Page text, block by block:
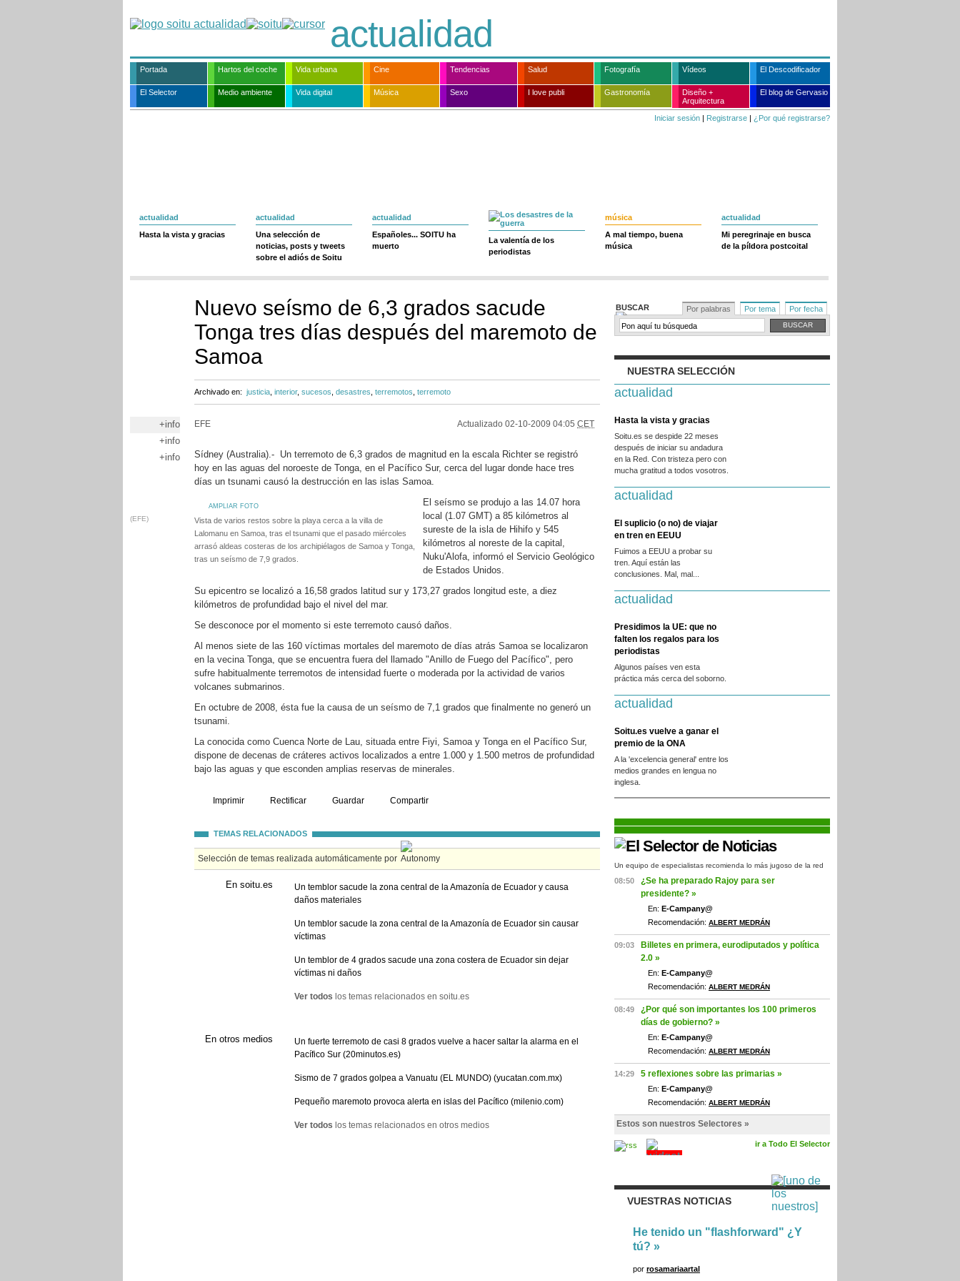
actualidad
Portada Hartos del coche Vida urbana Cine Tendencias Salud Fotografía Vídeos El Descodificador
El Selector Medio ambiente Vida digital Música Sexo I love publi Gastronomía
Diseño +
Arquitectura
El blog de Gervasio
Iniciar sesión | Registrarse | ¿Por qué registrarse?
actualidad
Hasta la vista y gracias
actualidad
Una selección de
noticias, posts y tweets
sobre el adiós de Soitu
actualidad
Españoles... SOITU ha
muerto
La valentía de los
periodistas
música
A mal tiempo, buena
música
actualidad
Mi peregrinaje en busca
de la píldora postcoital
Nuevo seísmo de 6,3 grados sacude
Tonga tres días después del maremoto de
Samoa
Archivado en: justicia interior, sucesos desastres terremotos terremoto
+info
+info
+info
EFE Actualizado 02-10-2009 04:05 CET
Sídney (Australia).- Un terremoto de 6,3 grados de magnitud en la escala Richter se registró
hoy en las aguas del noroeste de Tonga, en el Pacífico Sur, cerca del lugar donde hace tres
días un tsunami causó la destrucción en las islas Samoa.
AMPLIAR FOTO
(EFE)
Vista de varios restos sobre la playa cerca a la villa de
Lalomanu en Samoa, tras el tsunami que el pasado miércoles
arrasó aldeas costeras de los archipiélagos de Samoa y Tonga,
tras un seísmo de 7,9 grados.
El seísmo se produjo a las 14.07 hora
local (1.07 GMT) a 85 kilómetros al
sureste de la isla de Hihifo y 545
kilómetros al noreste de la capital,
Nuku'Alofa, informó el Servicio Geológico
de Estados Unidos.
Su epicentro se localizó a 16,58 grados latitud sur y 173,27 grados longitud este, a diez
kilómetros de profundidad bajo el nivel del mar.
Se desconoce por el momento si este terremoto causó daños.
Al menos siete de las 160 víctimas mortales del maremoto de días atrás Samoa se localizaron
en la vecina Tonga, que se encuentra fuera del llamado "Anillo de Fuego del Pacífico", pero
sufre habitualmente terremotos de intensidad fuerte o moderada por la actividad de varios
volcanes submarinos.
En octubre de 2008, ésta fue la causa de un seísmo de 7,1 grados que finalmente no generó un
tsunami.
La conocida como Cuenca Norte de Lau, situada entre Fiyi, Samoa y Tonga en el Pacífico Sur,
dispone de decenas de cráteres activos localizados a entre 1.000 y 1.500 metros de profundidad
bajo las aguas y que esconden amplias reservas de minerales.
Imprimir Rectificar Guardar Compartir
TEMAS RELACIONADOS
Selección de temas realizada automáticamente por
En soitu.es
Un temblor sacude la zona central de la Amazonía de Ecuador y causa
daños materiales
Un temblor sacude la zona central de la Amazonía de Ecuador sin causar
víctimas
Un temblor de 4 grados sacude una zona costera de Ecuador sin dejar
víctimas ni daños
Ver todos los temas relacionados en soitu.es
En otros medios
Un fuerte terremoto de casi 8 grados vuelve a hacer saltar la alarma en el
Pacífico Sur (20minutos.es)
Sismo de 7 grados golpea a Vanuatu (EL MUNDO) (yucatan.com.mx)
Pequeño maremoto provoca alerta en islas del Pacífico (milenio.com)
Ver todos los temas relacionados en otros medios
BUSCAR Por palabras Por tema Por fecha
NUESTRA SELECCIÓN
actualidad
Hasta la vista y gracias
Soitu.es se despide 22 meses
después de iniciar su andadura
en la Red. Con tristeza pero con
mucha gratitud a todos vosotros.
actualidad
El suplicio (o no) de viajar
en tren en EEUU
Fuimos a EEUU a probar su
tren. Aquí están las
conclusiones. Mal, mal...
actualidad
Presidimos la UE: que no
falten los regalos para los
periodistas
Algunos países ven esta
práctica más cerca del soborno.
actualidad
Soitu.es vuelve a ganar el
premio de la ONA
A la 'excelencia general' entre los
medios grandes en lengua no
inglesa.
Un equipo de especialistas recomienda lo más jugoso de la red
08:50
¿Se ha preparado Rajoy para ser
presidente? »
En: E-Campany@
Recomendación: ALBERT MEDRÁN
09:03
Billetes en primera, eurodiputados y política
2.0 »
En: E-Campany@
Recomendación: ALBERT MEDRÁN
08:49
¿Por qué son importantes los 100 primeros
días de gobierno? »
En: E-Campany@
Recomendación: ALBERT MEDRÁN
14:29 5 reflexiones sobre las primarias »
En: E-Campany@
Recomendación: ALBERT MEDRÁN
Estos son nuestros Selectores »
ir a Todo El Selector
VUESTRAS NOTICIAS
He tenido un "flashforward" ¿Y
tú? »
por rosamariaartal